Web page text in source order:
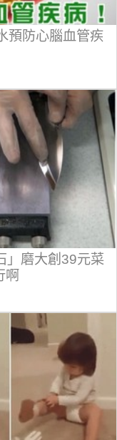
預防心腦血管疾
」磨大創39元菜
啊